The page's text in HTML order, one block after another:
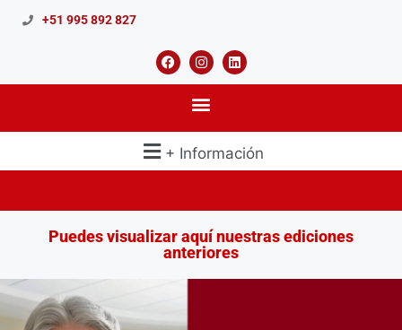
+51 995 892 827
+ Información
Puedes visualizar aquí nuestras ediciones
anteriores